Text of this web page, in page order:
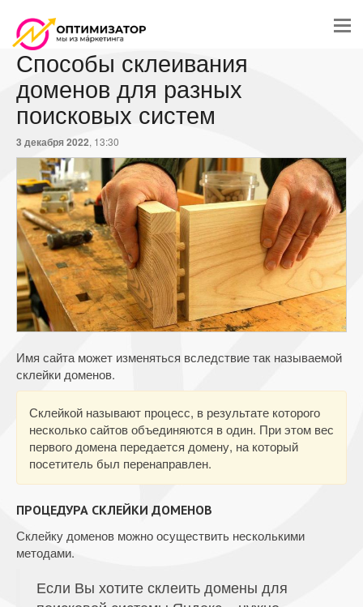
Способы склеивания
доменов для разных
поисковых систем
3 декабря 2022, 13:30
Имя сайта может изменяться вследствие так называемой
склейки доменов.
Склейкой называют процесс, в результате которого
несколько сайтов объединяются в один. При этом вес
первого домена передается домену, на который
посетитель был перенаправлен.
ПРОЦЕДУРА СКЛЕЙКИ ДОМЕНОВ
Склейку доменов можно осуществить несколькими
методами.
Если Вы хотите склеить домены для